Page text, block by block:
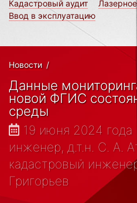
Кадастровый аудит
Ввод в эксплуатацию
Новости /
Данные
новой ФГИС
среды
19 июня 2024 года
инженер, д.т.н. С. А.
кадастровый
Григорьев